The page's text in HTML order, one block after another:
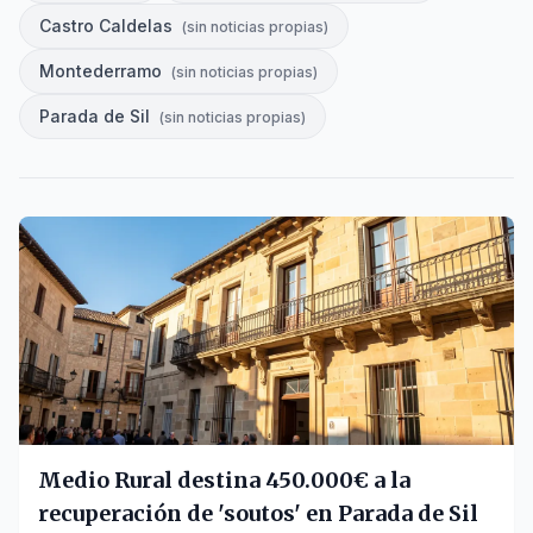
Castro Caldelas (sin noticias propias)
Montederramo (sin noticias propias)
Parada de Sil (sin noticias propias)
Medio Rural destina 450.000€ a la
recuperación de 'soutos' en Parada de Sil